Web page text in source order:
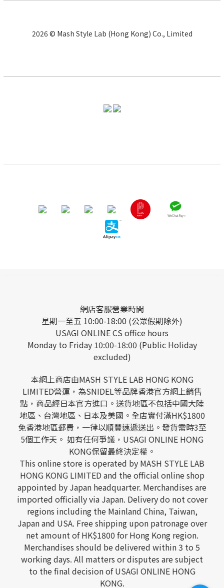
2026 © Mash Style Lab (Hong Kong) Co., Limited
網店客服營業時間
星期一至五 10:00-18:00 (公眾假期除外)
USAGI ONLINE CS office hours
Monday to Friday 10:00-18:00 (Public Holiday
excluded)
本網上商店由MASH STYLE LAB HONG KONG
LIMITED營運，為SNIDEL等品牌香港官方網上銷售
點，商品經日本官方進口。送貨地區不包括中國大陸
地區、台灣地區、日本及美國。全店實付滿HK$1800
免香港地區郵費，一律以順豐速遞送出。發貨需時3至
5個工作天。 如有任何爭議，USAGI ONLINE HONG
KONG保留最終決定權。
This online store is operated by MASH STYLE LAB
HONG KONG LIMITED and the official online shop
appointed by Japan headquarter. Merchandises are
imported officially via Japan. Delivery do not cover
regions including the Mainland China, Taiwan,
Japan and USA. Free shipping upon patronage over
net amount of HK$1800 for Hong Kong region.
Merchandises should be delivered within 3 to 5
working days. All matters or disputes are subject
to the final decision of USAGI ONLINE HONG
KONG.